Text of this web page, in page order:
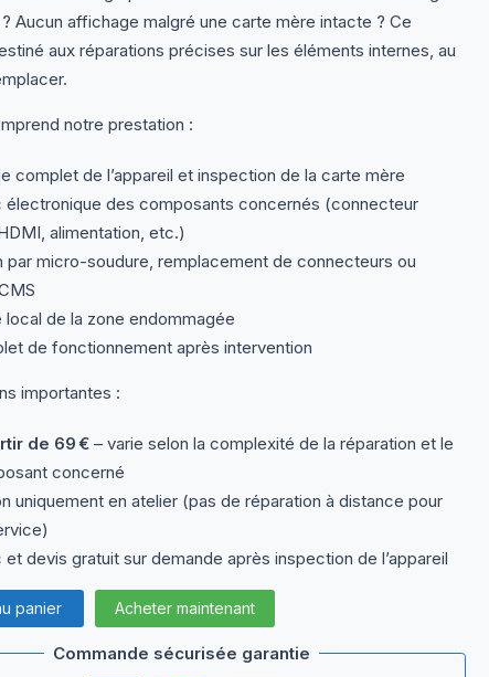
Aucun affichage malgré une carte mère intacte ? Ce
aux réparations précises sur les éléments internes, au
notre prestation :
complet de l’appareil et inspection de la carte mère
électronique des composants concernés (connecteur
alimentation, etc.)
par micro-soudure, remplacement de connecteurs ou
local de la zone endommagée
de fonctionnement après intervention
importantes :
de 69 €– varie selon la complexité de la réparation et le
concerné
uniquement en atelier (pas de réparation à distance pour
et devis gratuit sur demande après inspection de l’appareil
panier Acheter maintenant
Commande sécurisée garantie